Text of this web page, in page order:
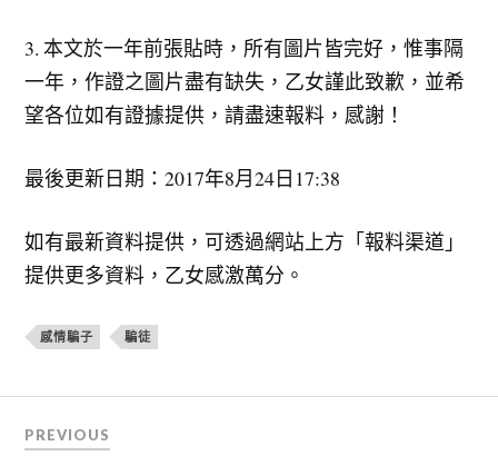
3. 本文於一年前張貼時，所有圖片皆完好，惟事隔
一年，作證之圖片盡有缺失，乙女謹此致歉，並希
望各位如有證據提供，請盡速報料，感謝！
最後更新日期：2017年8月24日17:38
如有最新資料提供，可透過網站上方「報料渠道」
提供更多資料，乙女感激萬分。
感情騙子 騙徒
PREVIOUS